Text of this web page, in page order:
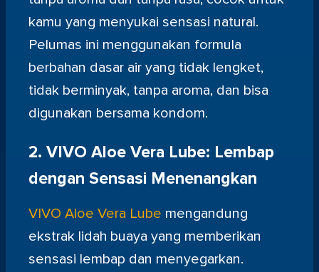
kamu yang menyukai sensasi natural.
Pelumas ini menggunakan formula
berbahan dasar air yang tidak lengket,
tidak berminyak, tanpa aroma, dan bisa
digunakan bersama kondom.
2. VIVO Aloe Vera Lube: Lembap
dengan Sensasi Menenangkan
VIVO Aloe Vera Lube mengandung
ekstrak lidah buaya yang memberikan
sensasi lembap dan menyegarkan.